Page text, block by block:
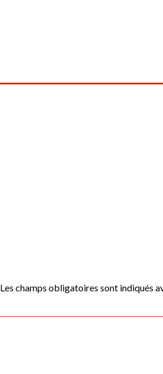
Les champs obligatoires sont indiqués